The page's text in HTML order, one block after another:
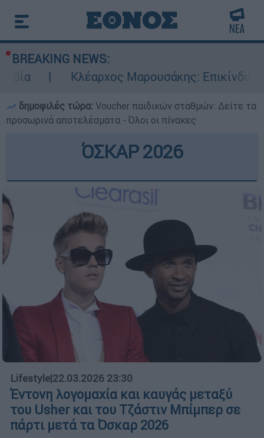
BREAKING NEWS:
Κλέαρχος Μαρουσάκης: Επικίνδυνες οι
δημοφιλές τώρα: Voucher παιδικών σταθμών: Δείτε τα
προσωρινά αποτελέσματα - Όλοι οι πίνακες
ΌΣΚΑΡ 2026
Lifestyle|22.03.2026 23:30
Έντονη λογομαχία και καυγάς μεταξύ
του Usher και του Τζάστιν Μπίμπερ σε
πάρτι μετά τα Όσκαρ 2026